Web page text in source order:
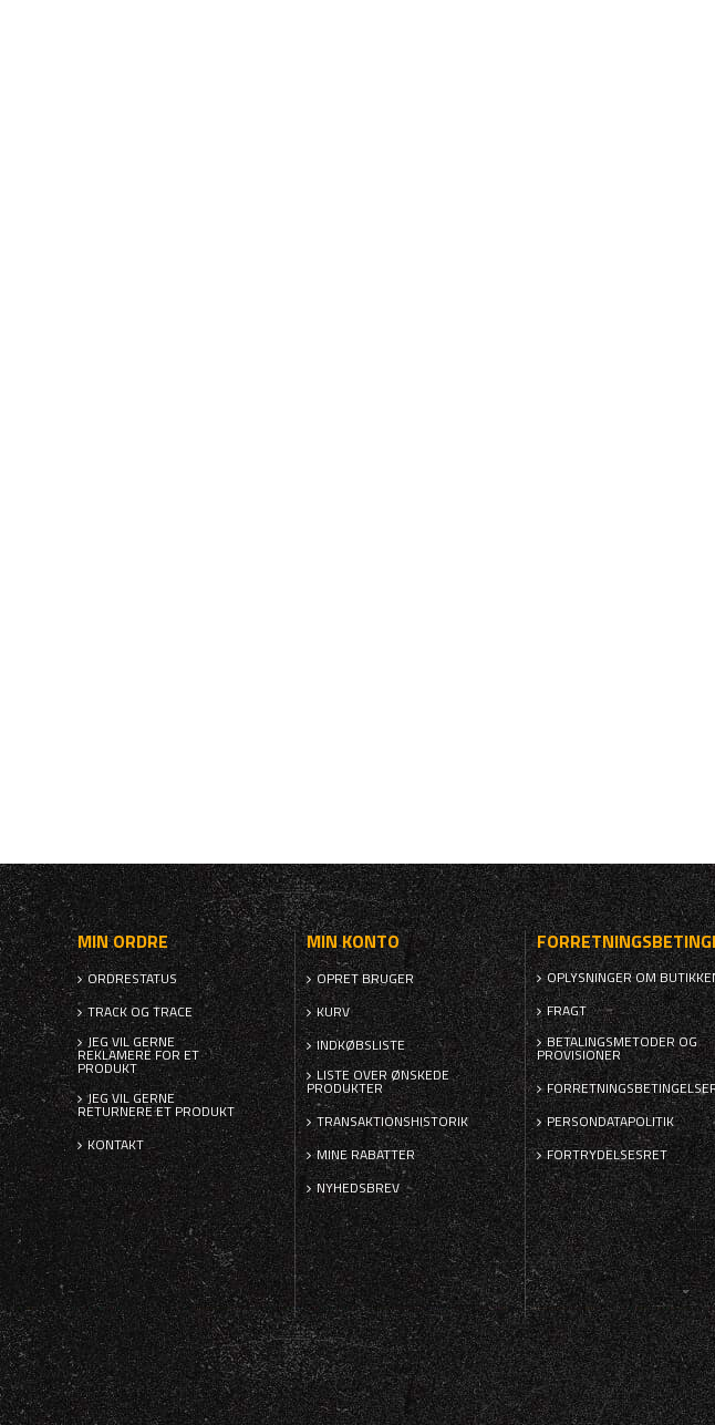
MIN ORDRE
ORDRESTATUS
TRACK OG TRACE
JEG VIL GERNE
REKLAMERE FOR ET
PRODUKT
JEG VIL GERNE
RETURNERE ET PRODUKT
KONTAKT
MIN KONTO
OPRET BRUGER
KURV
INDKØBSLISTE
LISTE OVER ØNSKEDE
PRODUKTER
TRANSAKTIONSHISTORIK
MINE RABATTER
NYHEDSBREV
OPLYSNINGER OM
FRAGT
BETALINGSMETODER OG
PROVISIONER
PERSONDATAPOLITIK
FORTRYDELSESRET